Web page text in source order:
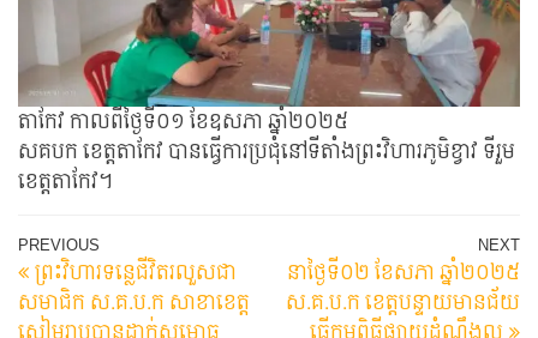
តាកែវ កាលពីថ្ងៃទី០១​ ខែឧសភា​ ឆ្នាំ២០២៥
សគបក ខេត្តតាកែវ បានធ្វើការប្រជុំនៅទីតាំងព្រះវិហារភូមិខ្វាវ ទីរួម
ខេត្តតាកែវ។
Post
navigation
Previous
Post
PREVIOUS
ព្រះវិហារទន្លេជីវិតរលួសជា
សមាជិក​ ស.គ.ប.ក​ សាខាខេត្ត
NEXT
នាថ្ងៃទី០២ ខែសភា ឆ្នាំ២០២៥
ស.គ.ប.ក ខេត្តបន្ទាយមានជ័យ